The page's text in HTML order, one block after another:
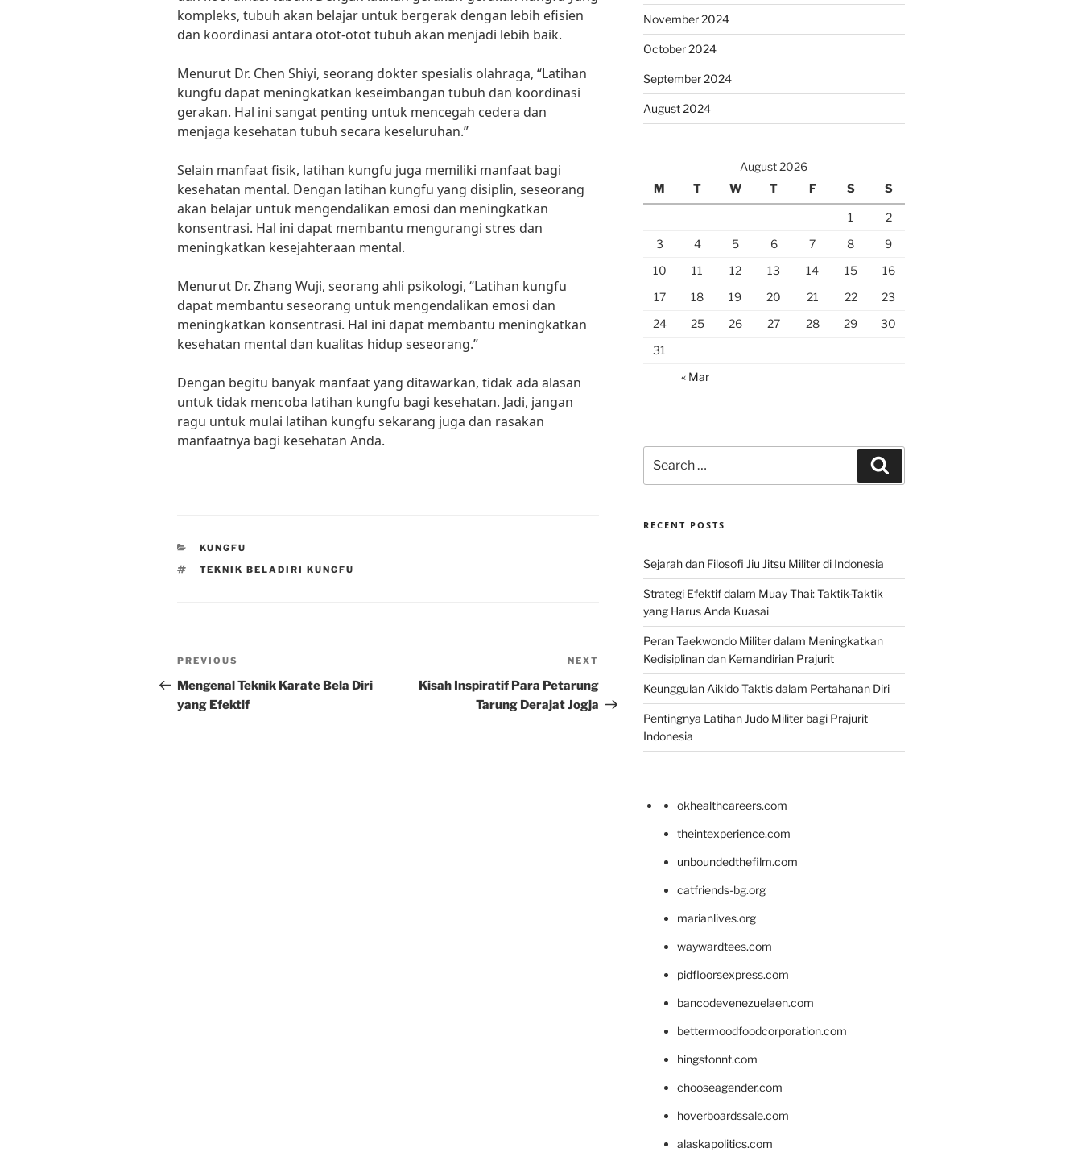
kompleks, tubuh akan belajar untuk bergerak dengan lebih efisien
dan koordinasi antara otot-otot tubuh akan menjadi lebih baik.
Menurut Dr. Chen Shiyi, seorang dokter spesialis olahraga, “Latihan
kungfu dapat meningkatkan keseimbangan tubuh dan koordinasi
gerakan. Hal ini sangat penting untuk mencegah cedera dan
menjaga kesehatan tubuh secara keseluruhan.”
Selain manfaat fisik, latihan kungfu juga memiliki manfaat bagi
kesehatan mental. Dengan latihan kungfu yang disiplin, seseorang
akan belajar untuk mengendalikan emosi dan meningkatkan
konsentrasi. Hal ini dapat membantu mengurangi stres dan
meningkatkan kesejahteraan mental.
Menurut Dr. Zhang Wuji, seorang ahli psikologi, “Latihan kungfu
dapat membantu seseorang untuk mengendalikan emosi dan
meningkatkan konsentrasi. Hal ini dapat membantu meningkatkan
kesehatan mental dan kualitas hidup seseorang.”
Dengan begitu banyak manfaat yang ditawarkan, tidak ada alasan
untuk tidak mencoba latihan kungfu bagi kesehatan. Jadi, jangan
ragu untuk mulai latihan kungfu sekarang juga dan rasakan
manfaatnya bagi kesehatan Anda.
CATEGORIES
KUNGFU
TAGS
TEKNIK BELADIRI KUNGFU
Post
navigation
Previous
Post
PREVIOUS
Mengenal Teknik Karate Bela Diri
yang Efektif
Post
NEXT
Kisah Inspiratif Para Petarung
Tarung Derajat Jogja
November 2024
October 2024
September 2024
August 2024
August 2026
M
T W T F S S
1
2
3
4 5 6 7 8
9
10
11 12 13 14 15
16
17
18 19 20 21 22
23
24
25 26 27 28 29
30
31
« Mar
for:
RECENT POSTS
Sejarah dan Filosofi Jiu Jitsu Militer di Indonesia
Strategi Efektif dalam Muay Thai: Taktik-Taktik
yang Harus Anda Kuasai
Peran Taekwondo Militer dalam Meningkatkan
Kedisiplinan dan Kemandirian Prajurit
Keunggulan Aikido Taktis dalam Pertahanan Diri
Pentingnya Latihan Judo Militer bagi Prajurit
Indonesia
okhealthcareers.com
theintexperience.com
unboundedthefilm.com
catfriends-bg.org
marianlives.org
waywardtees.com
pidfloorsexpress.com
bancodevenezuelaen.com
bettermoodfoodcorporation.com
hingstonnt.com
chooseagender.com
hoverboardssale.com
alaskapolitics.com